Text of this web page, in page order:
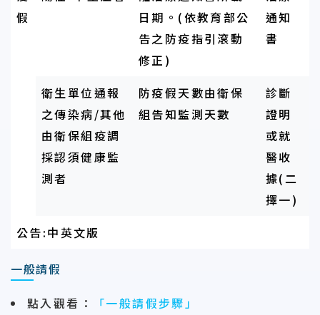
假
日期。(依教育部公
告之防疫指引滾動
修正)
通知
書
衛生單位通報
之傳染病/其他
由衛保組疫調
採認須健康監
測者
防疫假天數由衛保
組告知監測天數
診斷
證明
或就
醫收
據(二
擇一)
公告:中英文版
一般請假
點入觀看 ：
「一般請假步驟」